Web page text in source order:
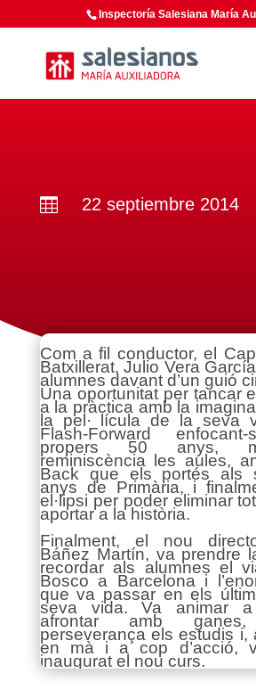
Inspectoría Salesiana María
 22 septiembre 2014
Com a fil conductor, el
Batxillerat, Julio Vera
alumnes davant d’un guió
Una oportunitat per tancar
a la pràctica amb la
la pel· lícula de la seva
Flash-Forward
propers 50 anys,
reminiscència les aules,
Back que els portés als
anys de Primària, i
el·lipsi per poder eliminar
aportar a la història.
Finalment, el nou
Báñez Martín, va prendre
recordar als alumnes el
Bosco a Barcelona i
que va passar en els
seva vida. Va animar a
afrontar amb
perseverança els estudis i,
en mà i a cop d’acció,
inaugurat el nou curs.